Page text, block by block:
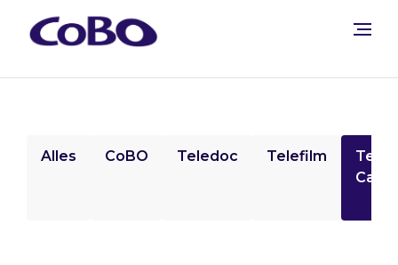
Alles CoBO Teledoc Telefilm